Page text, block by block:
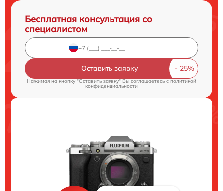
Бесплатная консультация со
специалистом
Оставить заявку
Нажимая на кнопку "Оставить заявку" Вы соглашаетесь c политикой
конфиденциальности